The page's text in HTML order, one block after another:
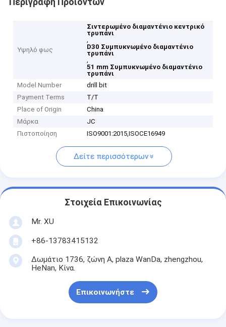
Υψηλό φως
Σιντερωμένο διαμαντένιο κεντρικό
τρυπάνι
,
D30 Συμπυκνωμένο διαμαντένιο
τρυπάνι
,
51 mm Συμπυκνωμένο διαμαντένιο
τρυπάνι
Model Number
drill bit
Payment Terms
T/T
Place of Origin
China
Μάρκα
JC
Πιστοποίηση
ISO9001:2015,ISOCE16949
Δείτε περισσότερων
Στοιχεία Επικοινωνίας
Mr. XU
+86-13783415132
Δωμάτιο 1736, ζώνη Α, plaza WanDa, zhengzhou,
HeNan, Κίνα.
Επικοινωνήστε